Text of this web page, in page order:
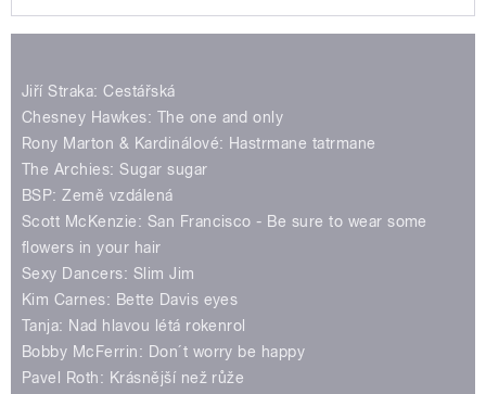
Play /
pause
Zázraky jednoho hitu II. Připravil a
Skalka
Jiří Straka: Cestářská
Chesney Hawkes: The one and only
Rony Marton & Kardinálové: Hastrmane tatrmane
The Archies: Sugar sugar
BSP: Země vzdálená
Scott McKenzie: San Francisco - Be sure to wear some
flowers in your hair
Sexy Dancers: Slim Jim
Kim Carnes: Bette Davis eyes
Tanja: Nad hlavou létá rokenrol
Bobby McFerrin: Don´t worry be happy
Pavel Roth: Krásnější než růže